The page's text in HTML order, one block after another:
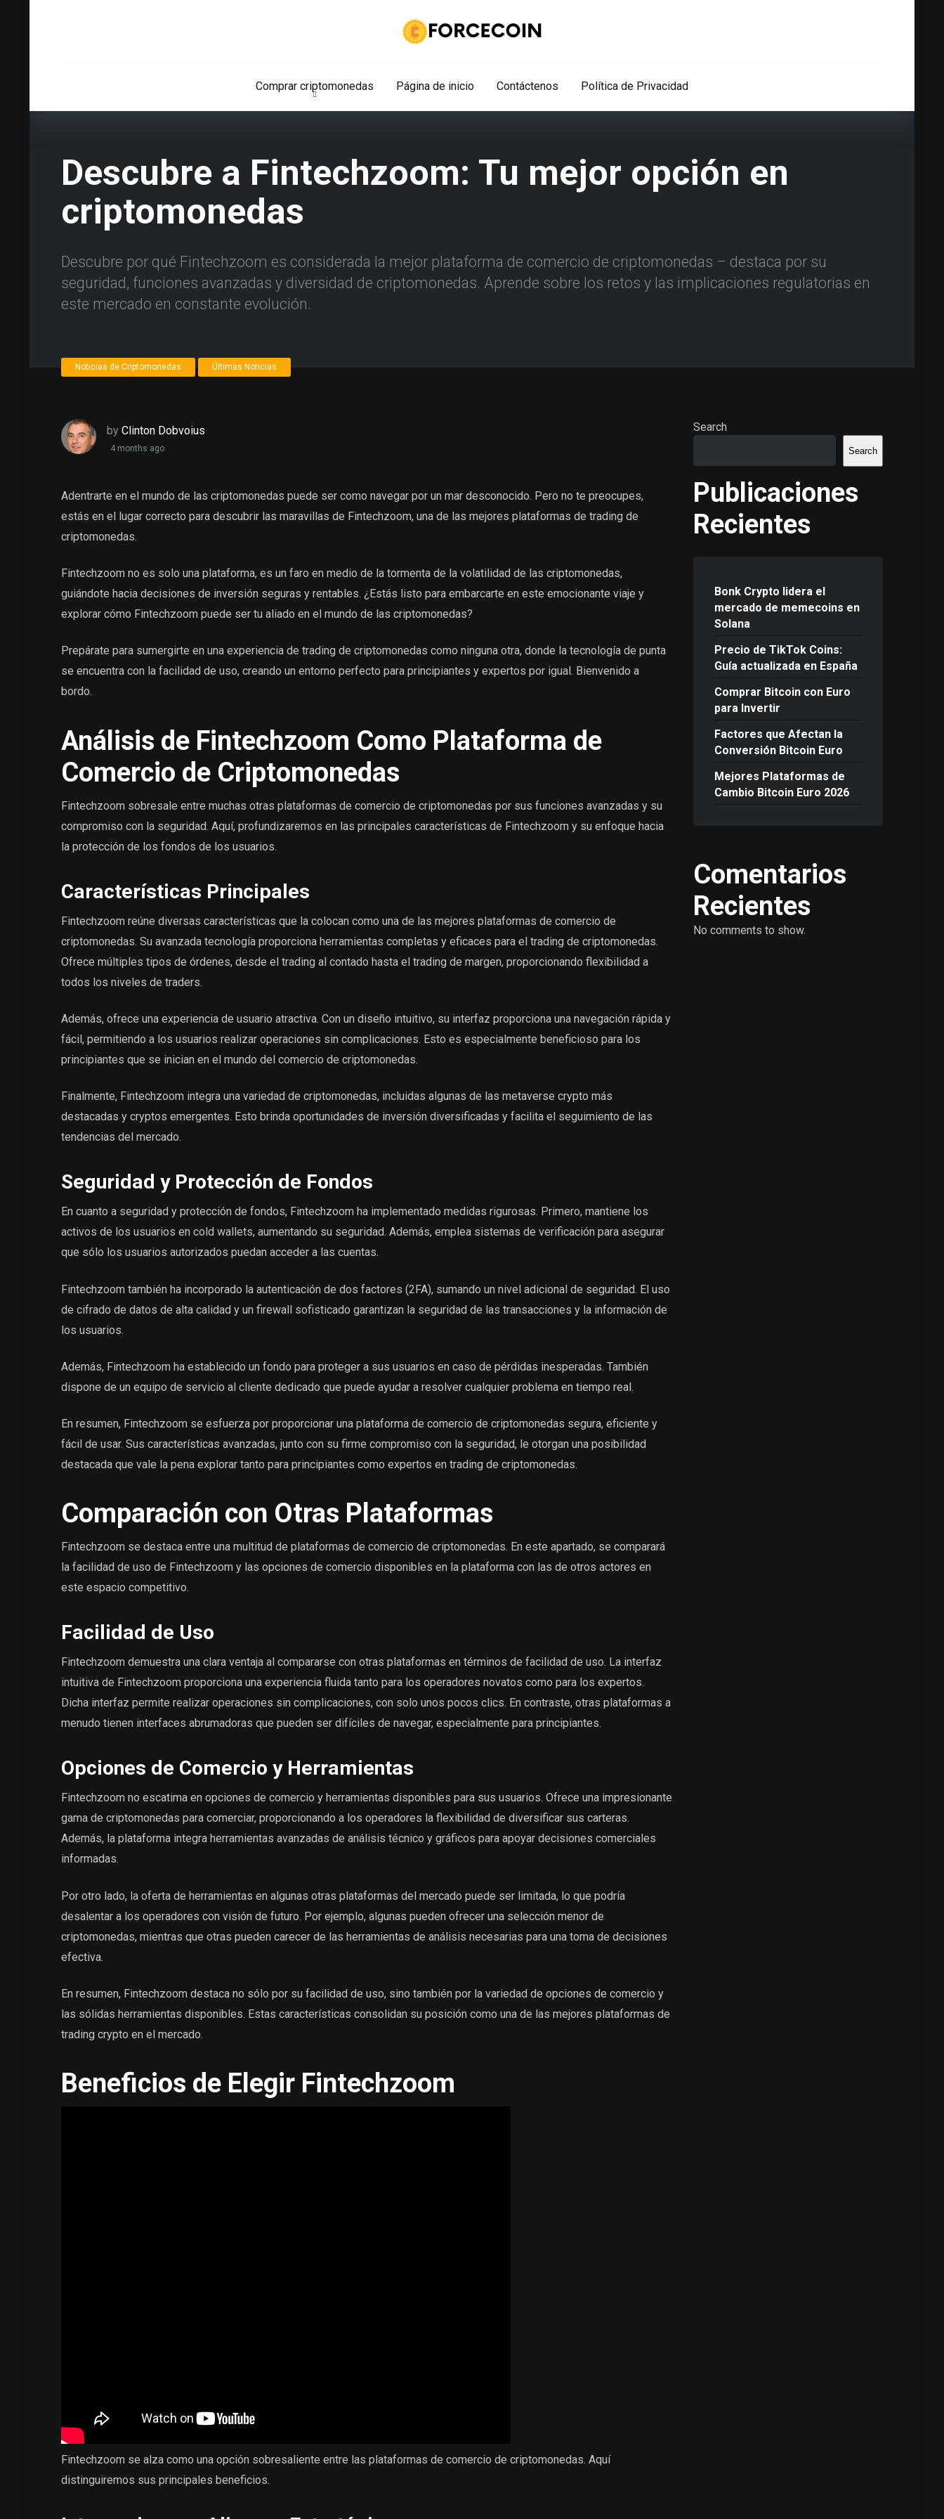
Comprar criptomonedas Página de inicio Contáctenos Política de Privacidad
Descubre a Fintechzoom: Tu mejor opción en
criptomonedas
Descubre por qué Fintechzoom es considerada la mejor plataforma de comercio de criptomonedas – destaca por su
seguridad, funciones avanzadas y diversidad de criptomonedas. Aprende sobre los retos y las implicaciones regulatorias en
este mercado en constante evolución.
Noticias de Criptomonedas Últimas Noticias
by Clinton Dobvoius
4 months ago
Adentrarte en el mundo de las criptomonedas puede ser como navegar por un mar desconocido. Pero no te preocupes,
estás en el lugar correcto para descubrir las maravillas de Fintechzoom, una de las mejores plataformas de trading de
criptomonedas.
Fintechzoom no es solo una plataforma, es un faro en medio de la tormenta de la volatilidad de las criptomonedas,
guiándote hacia decisiones de inversión seguras y rentables. ¿Estás listo para embarcarte en este emocionante viaje y
explorar cómo Fintechzoom puede ser tu aliado en el mundo de las criptomonedas?
Prepárate para sumergirte en una experiencia de trading de criptomonedas como ninguna otra, donde la tecnología de punta
se encuentra con la facilidad de uso, creando un entorno perfecto para principiantes y expertos por igual. Bienvenido a
bordo.
Análisis de Fintechzoom Como Plataforma de
Comercio de Criptomonedas
Fintechzoom sobresale entre muchas otras plataformas de comercio de criptomonedas por sus funciones avanzadas y su
compromiso con la seguridad. Aquí, profundizaremos en las principales características de Fintechzoom y su enfoque hacia
la protección de los fondos de los usuarios.
Características Principales
Fintechzoom reúne diversas características que la colocan como una de las mejores plataformas de comercio de
criptomonedas. Su avanzada tecnología proporciona herramientas completas y eficaces para el trading de criptomonedas.
Ofrece múltiples tipos de órdenes, desde el trading al contado hasta el trading de margen, proporcionando flexibilidad a
todos los niveles de traders.
Además, ofrece una experiencia de usuario atractiva. Con un diseño intuitivo, su interfaz proporciona una navegación rápida y
fácil, permitiendo a los usuarios realizar operaciones sin complicaciones. Esto es especialmente beneficioso para los
principiantes que se inician en el mundo del comercio de criptomonedas.
Finalmente, Fintechzoom integra una variedad de criptomonedas, incluidas algunas de las metaverse crypto más
destacadas y cryptos emergentes. Esto brinda oportunidades de inversión diversificadas y facilita el seguimiento de las
tendencias del mercado.
Seguridad y Protección de Fondos
En cuanto a seguridad y protección de fondos, Fintechzoom ha implementado medidas rigurosas. Primero, mantiene los
activos de los usuarios en cold wallets, aumentando su seguridad. Además, emplea sistemas de verificación para asegurar
que sólo los usuarios autorizados puedan acceder a las cuentas.
Fintechzoom también ha incorporado la autenticación de dos factores (2FA), sumando un nivel adicional de seguridad. El uso
de cifrado de datos de alta calidad y un firewall sofisticado garantizan la seguridad de las transacciones y la información de
los usuarios.
Además, Fintechzoom ha establecido un fondo para proteger a sus usuarios en caso de pérdidas inesperadas. También
dispone de un equipo de servicio al cliente dedicado que puede ayudar a resolver cualquier problema en tiempo real.
En resumen, Fintechzoom se esfuerza por proporcionar una plataforma de comercio de criptomonedas segura, eficiente y
fácil de usar. Sus características avanzadas, junto con su firme compromiso con la seguridad, le otorgan una posibilidad
destacada que vale la pena explorar tanto para principiantes como expertos en trading de criptomonedas.
Comparación con Otras Plataformas
Fintechzoom se destaca entre una multitud de plataformas de comercio de criptomonedas. En este apartado, se comparará
la facilidad de uso de Fintechzoom y las opciones de comercio disponibles en la plataforma con las de otros actores en
este espacio competitivo.
Facilidad de Uso
Fintechzoom demuestra una clara ventaja al compararse con otras plataformas en términos de facilidad de uso. La interfaz
intuitiva de Fintechzoom proporciona una experiencia fluida tanto para los operadores novatos como para los expertos.
Dicha interfaz permite realizar operaciones sin complicaciones, con solo unos pocos clics. En contraste, otras plataformas a
menudo tienen interfaces abrumadoras que pueden ser difíciles de navegar, especialmente para principiantes.
Opciones de Comercio y Herramientas
Fintechzoom no escatima en opciones de comercio y herramientas disponibles para sus usuarios. Ofrece una impresionante
gama de criptomonedas para comerciar, proporcionando a los operadores la flexibilidad de diversificar sus carteras.
Además, la plataforma integra herramientas avanzadas de análisis técnico y gráficos para apoyar decisiones comerciales
informadas.
Por otro lado, la oferta de herramientas en algunas otras plataformas del mercado puede ser limitada, lo que podría
desalentar a los operadores con visión de futuro. Por ejemplo, algunas pueden ofrecer una selección menor de
criptomonedas, mientras que otras pueden carecer de las herramientas de análisis necesarias para una toma de decisiones
efectiva.
En resumen, Fintechzoom destaca no sólo por su facilidad de uso, sino también por la variedad de opciones de comercio y
las sólidas herramientas disponibles. Estas características consolidan su posición como una de las mejores plataformas de
trading crypto en el mercado.
Beneficios de Elegir Fintechzoom
Fintechzoom se alza como una opción sobresaliente entre las plataformas de comercio de criptomonedas. Aquí
distinguiremos sus principales beneficios.
Search
Search
Publicaciones
Recientes
Bonk Crypto lidera el
mercado de memecoins en
Solana
Precio de TikTok Coins:
Guía actualizada en España
Comprar Bitcoin con Euro
para Invertir
Factores que Afectan la
Conversión Bitcoin Euro
Mejores Plataformas de
Cambio Bitcoin Euro 2026
Comentarios
Recientes
No comments to show.